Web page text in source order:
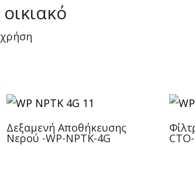
χρήση
Δεξαμενή Αποθήκευσης
Νερού -WP-NPTK-4G